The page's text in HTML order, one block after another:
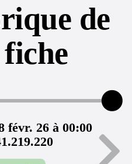
de
févr. 26 à 00:00